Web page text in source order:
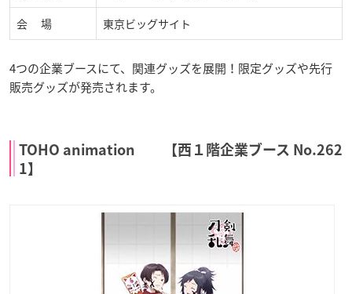
会 場 東京ビッグサイト
4つの企業ブースにて、関連グッズを展開！限定グッズや先行
販売グッズが発売されます。
TOHO animation 【西１階企業ブース No.262
1】